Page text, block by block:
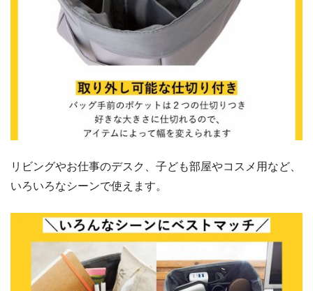
リビングやお仕事のデスク、子ども部屋やコスメ用など、
いろいろなシーンで使えます。